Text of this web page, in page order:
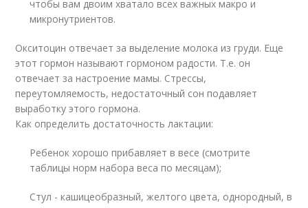
чтобы вам двоим хватало всех важных макро и
микронутриентов.
Окситоцин отвечает за выделение молока из груди. Еще
этот гормон называют гормоном радости. Т.е. он
отвечает за настроение мамы. Стрессы,
переутомляемость, недостаточный сон подавляет
выработку этого гормона.
Как определить достаточность лактации:
Ребенок хорошо прибавляет в весе (смотрите
таблицы норм набора веса по месяцам);
Стул - кашицеобразный, желтого цвета, однородный, в